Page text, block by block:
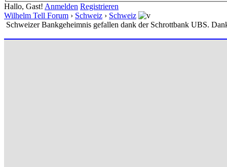
Hallo, Gast! Anmelden Registrieren
Wilhelm Tell Forum › Schweiz › Schweiz
Schweizer Bankgeheimnis gefallen dank der Schrottbank UBS.